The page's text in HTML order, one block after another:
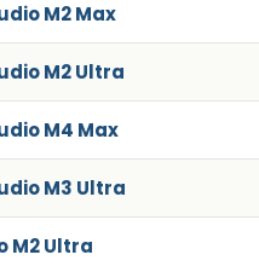
M2 Max
M2 Ultra
M4 Max
M3 Ultra
M2 Ultra